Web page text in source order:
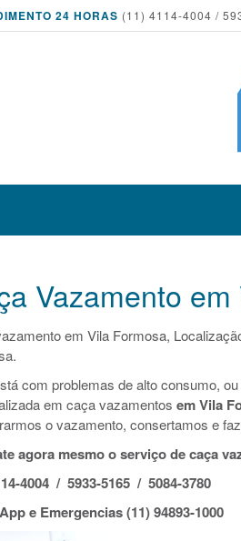
24 HORAS (11) 4114-4004 /
Vazamento
em Vila Formosa,
com problemas de alto consumo,
em caça vazamentos em Vila
o vazamento, consertamos e
agora mesmo o serviço de caça
4004 / 5933-5165 / 5084-3780
e Emergencias (11) 94893-1000